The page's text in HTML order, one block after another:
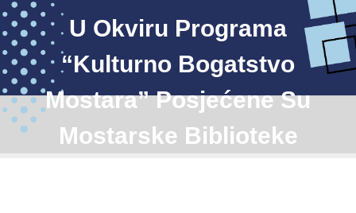
U Okviru Programa
“Kulturno Bogatstvo
Mostara” Posjećene Su
Mostarske Biblioteke